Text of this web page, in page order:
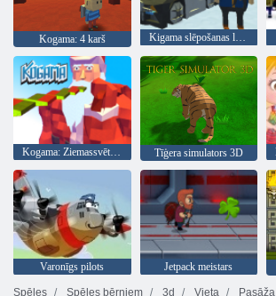
Kogama: 4 karš Kigama slēpošanas lekt!
Kogama: Ziemassvētku parks Tīģera simulators 3D
Varonīgs pilots Jetpack meistars
Spēles
Spēles bērniem 3d Vieta Pasāža